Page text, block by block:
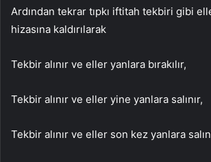
Ardından tekrar tıpkı iftitah tekbiri gibi
hizasına kaldırılarak
Tekbir alınır ve eller yanlara bırakılır,
Tekbir alınır ve eller yine yanlara salınır,
Tekbir alınır ve eller son kez yanlara